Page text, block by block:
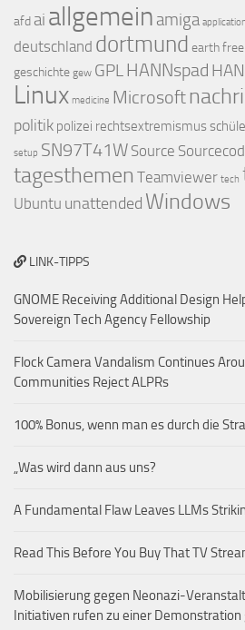
afd ai allgemein amiga
deutschland dortmund earth
geschichte gew GPLHANNspad
Linux medicine Microsoft
politik polizei rechtsextremismus
setup SN97T41W Source
tagesthemen Teamviewer tech
Ubuntu unattended Windows
LINK-TIPPS
GNOME Receiving Additional Design
Sovereign Tech Agency Fellowship
Flock Camera Vandalism Continues
Communities Reject ALPRs
100% Bonus, wenn man es durch die
„Was wird dann aus uns?
A Fundamental Flaw Leaves LLMs
Read This Before You Buy That TV
Mobilisierung gegen Neonazi-
Initiativen rufen zu einer